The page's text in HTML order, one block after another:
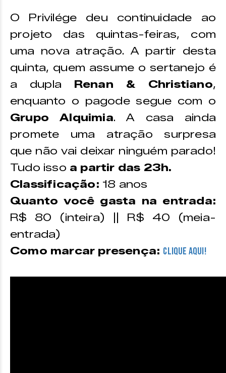
O Privilége deu continuidade ao
projeto das quintas-feiras, com
uma nova atração. A partir desta
quinta, quem assume o sertanejo é
a dupla Renan & Christiano,
enquanto o pagode segue com o
Grupo Alquimia. A casa ainda
promete uma atração surpresa
que não vai deixar ninguém parado!
Tudo isso a partir das 23h.
Classificação: 18 anos
Quanto você gasta na entrada:
R$ 80 (inteira) || R$ 40 (meia-
entrada)
Como marcar presença: CLIQUE AQUI!